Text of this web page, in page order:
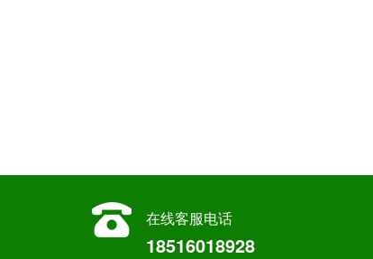
在线客服电话
18516018928